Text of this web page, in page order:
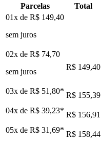
Parcelas
Total
01x de R$ 149,40
sem juros
02x de R$ 74,70
sem juros
R$ 149,40
03x de R$ 51,80* R$ 155,39
04x de R$ 39,23* R$ 156,91
05x de R$ 31,69* R$ 158,44